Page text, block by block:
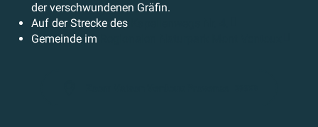
der verschwundenen Gräfin.
Auf der Strecke des
Gemeinde im